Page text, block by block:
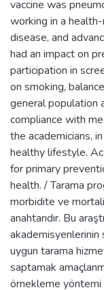
vaccine was
working in a
disease, and
had an impact on
participation in
on smoking,
general population
compliance with
the academicians,
healthy lifestyle.
for primary
health. / Tarama
morbidite ve
anahtarıdır. Bu
akademisyenlerinin
uygun tarama
saptamak
örnekleme yöntemi